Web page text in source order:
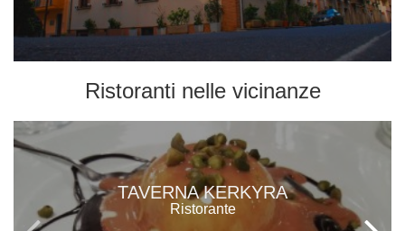
Ristoranti nelle vicinanze
TAVERNA KERKYRA
Ristorante